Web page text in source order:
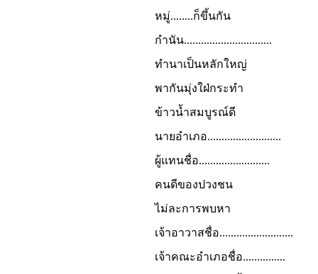
หมู่........ก็ขึ้นกัน
กำนัน...............................
ทำนาเป็นหลักใหญ่
พากันมุ่งใฝ่กระทำ
ข้าวน้ำสมบูรณ์ดี
นายอำเภอ..........................
ผู้แทนชื่อ.........................
คนดีของปวงชน
ไม่ละการพบหา
เจ้าอาวาสชื่อ..........................
เจ้าคณะอำเภอชื่อ...............